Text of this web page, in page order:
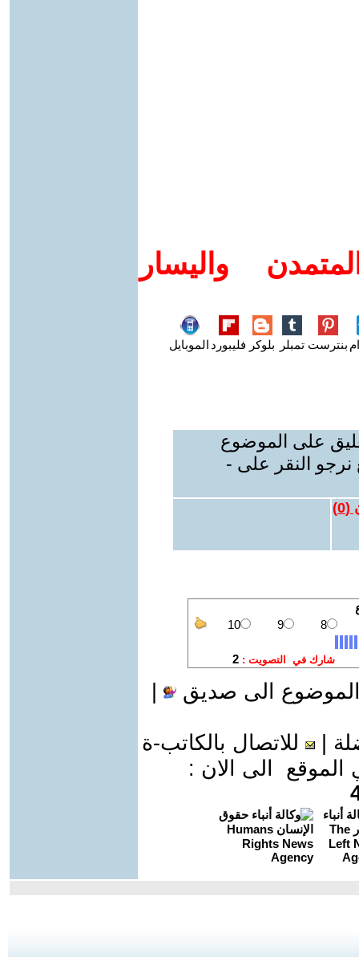
واليسار
بنترست تمبلر بلوكر فليبورد الموبايل
على الموضوع
نرجو النقر على -
(
0
)
الى صديق
للاتصال بالكاتب-ة
الى الان :